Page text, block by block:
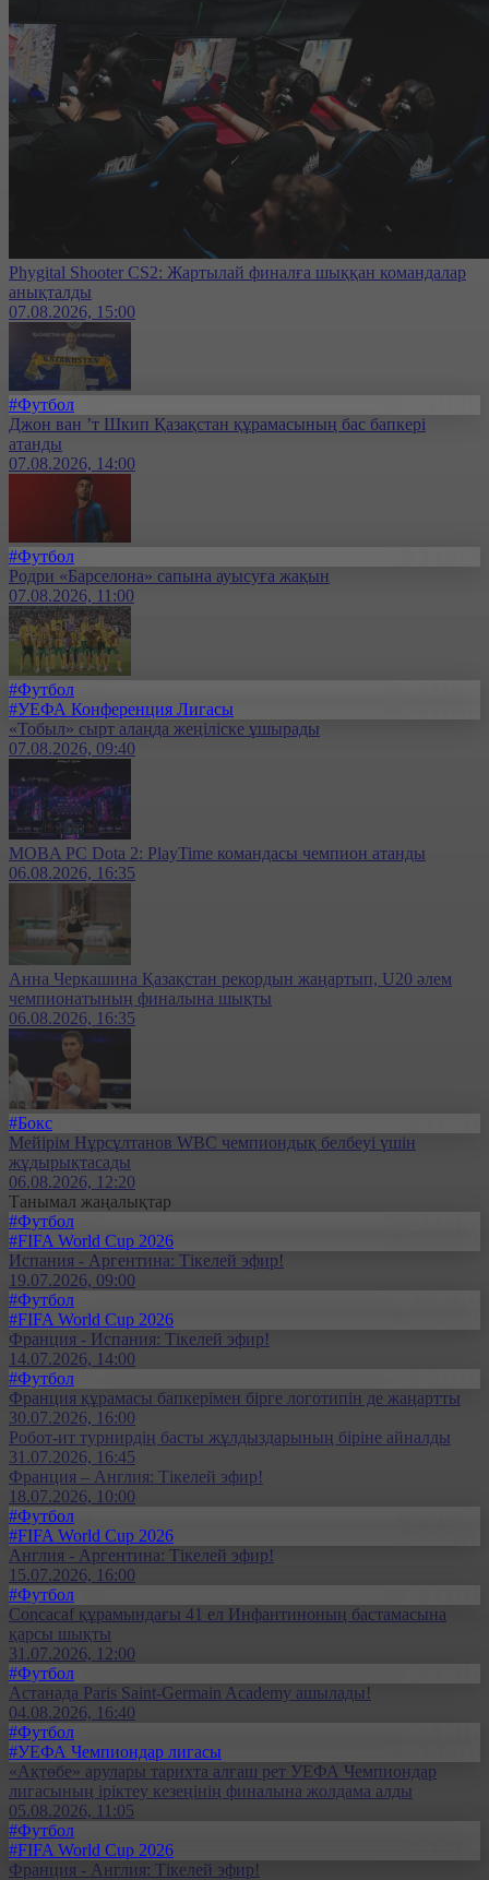
Phygital Shooter CS2: Жартылай финалға шыққан командалар
анықталды
07.08.2026, 15:00
#Футбол
Джон ван ’т Шкип Қазақстан құрамасының бас бапкері
атанды
07.08.2026, 14:00
#Футбол
Родри «Барселона» сапына ауысуға жақын
07.08.2026, 11:00
#Футбол
#УЕФА Конференция Лигасы
«Тобыл» сырт алаңда жеңіліске ұшырады
07.08.2026, 09:40
MOBA PC Dota 2: PlayTime командасы чемпион атанды
06.08.2026, 16:35
Анна Черкашина Қазақстан рекордын жаңартып, U20 әлем
чемпионатының финалына шықты
06.08.2026, 16:35
#Бокс
Мейірім Нұрсұлтанов WBC чемпиондық белбеуі үшін
жұдырықтасады
06.08.2026, 12:20
Танымал жаңалықтар
#Футбол
#FIFA World Cup 2026
Испания - Аргентина: Тікелей эфир!
19.07.2026, 09:00
#Футбол
#FIFA World Cup 2026
Франция - Испания: Тікелей эфир!
14.07.2026, 14:00
#Футбол
Франция құрамасы бапкерімен бірге логотипін де жаңартты
30.07.2026, 16:00
Робот-ит турнирдің басты жұлдыздарының біріне айналды
31.07.2026, 16:45
Франция – Англия: Тікелей эфир!
18.07.2026, 10:00
#Футбол
#FIFA World Cup 2026
Англия - Аргентина: Тікелей эфир!
15.07.2026, 16:00
#Футбол
Concacaf құрамындағы 41 ел Инфантиноның бастамасына
қарсы шықты
31.07.2026, 12:00
#Футбол
Астанада Paris Saint-Germain Academy ашылады!
04.08.2026, 16:40
#Футбол
#УЕФА Чемпиондар лигасы
«Ақтөбе» арулары тарихта алғаш рет УЕФА Чемпиондар
лигасының іріктеу кезеңінің финалына жолдама алды
05.08.2026, 11:05
#Футбол
#FIFA World Cup 2026
Франция - Англия: Тікелей эфир!